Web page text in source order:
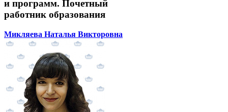
и программ. Почетный
работник образования
Микляева Наталья Викторовна